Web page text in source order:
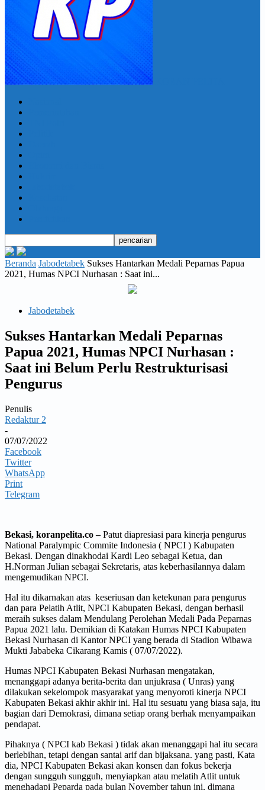
Beranda Jabodetabek Sukses Hantarkan Medali Peparnas Papua
2021, Humas NPCI Nurhasan : Saat ini...
Jabodetabek
Sukses Hantarkan Medali Peparnas
Papua 2021, Humas NPCI Nurhasan :
Saat ini Belum Perlu Restrukturisasi
Pengurus
Penulis
Redaktur 2
-
07/07/2022
Facebook
Twitter
WhatsApp
Print
Telegram
Bekasi, koranpelita.co –Patut diapresiasi para kinerja pengurus
National Paralympic Commite Indonesia ( NPCI ) Kabupaten
Bekasi. Dengan dinakhodai Kardi Leo sebagai Ketua, dan
H.Norman Julian sebagai Sekretaris, atas keberhasilannya dalam
mengemudikan NPCI.
Hal itu dikarnakan atas keseriusan dan ketekunan para pengurus
dan para Pelatih Atlit, NPCI Kabupaten Bekasi, dengan berhasil
meraih sukses dalam Mendulang Perolehan Medali Pada Peparnas
Papua 2021 lalu. Demikian di Katakan Humas NPCI Kabupaten
Bekasi Nurhasan di Kantor NPCI yang berada di Stadion Wibawa
Mukti Jababeka Cikarang Kamis ( 07/07/2022).
Humas NPCI Kabupaten Bekasi Nurhasan mengatakan,
menanggapi adanya berita-berita dan unjukrasa ( Unras) yang
dilakukan sekelompok masyarakat yang menyoroti kinerja NPCI
Kabupaten Bekasi akhir akhir ini. Hal itu sesuatu yang biasa saja, itu
bagian dari Demokrasi, dimana setiap orang berhak menyampaikan
pendapat.
Pihaknya ( NPCI kab Bekasi ) tidak akan menanggapi hal itu secara
berlebihan, tetapi dengan santai arif dan bijaksana. yang pasti, Kata
dia, NPCI Kabupaten Bekasi akan konsen dan fokus bekerja
dengan sungguh sungguh, menyiapkan atau melatih Atlit untuk
menghadapi Peparda pada bulan November tahun ini, dimana